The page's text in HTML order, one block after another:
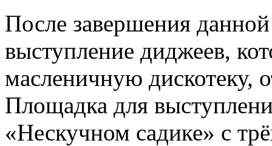
После завершения
выступление диджеев,
масленичную дискотеку,
Площадка для
«Нескучном садике» с